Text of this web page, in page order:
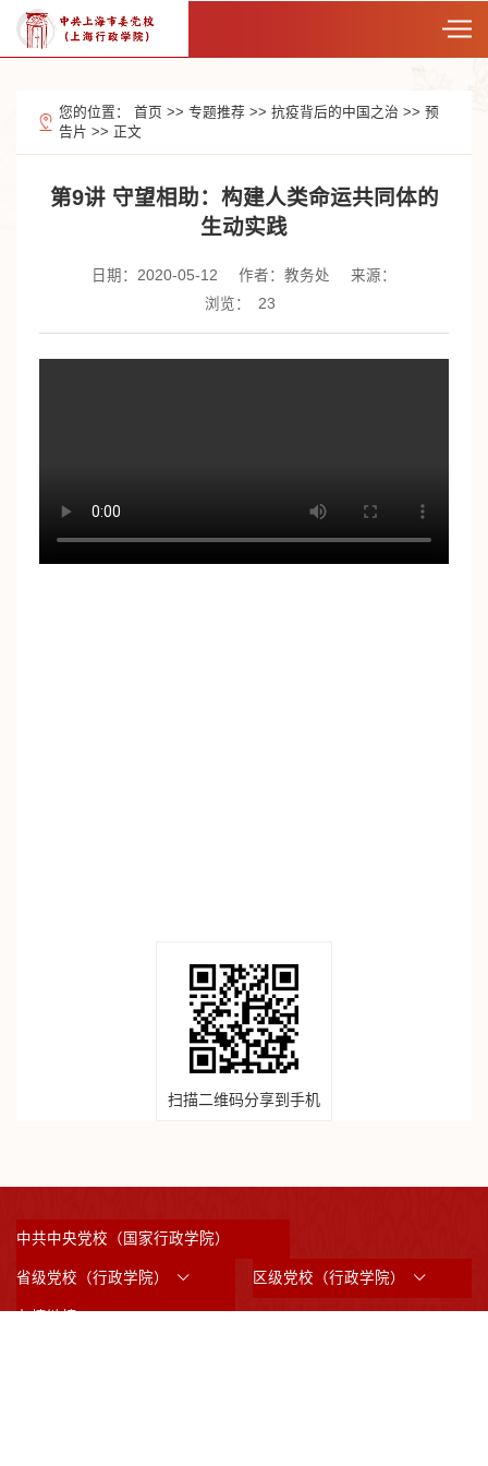
您的位置： 首页 >> 专题推荐 >> 抗疫背后的中国之治 >> 预
告片 >> 正文
第9讲 守望相助：构建人类命运共同体的
生动实践
日期：2020-05-12 作者：教务处
来源：
浏览：
23
扫描二维码分享到手机
中共中央党校（国家行政学院）
省级党校（行政学院） 区级党校（行政学院）